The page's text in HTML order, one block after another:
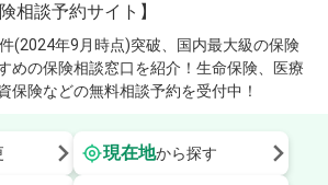
相談予約サイト】
(2024年9月時点)突破、国内最大級の保険
めの保険相談窓口を紹介！生命保険、医療
保険などの無料相談予約を受付中！
現在地から探す